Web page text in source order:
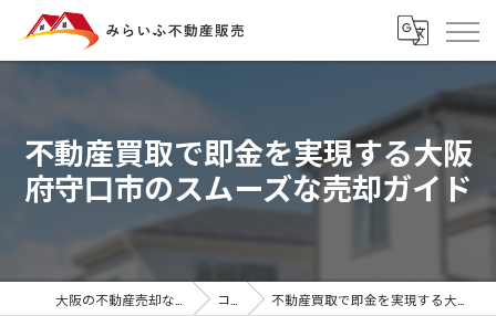
不動産買取で即金を実現する大阪
府守口市のスムーズな売却ガイド
コラム 不動産買取で即金を実現する大阪府守口市のスムーズな売却ガイド